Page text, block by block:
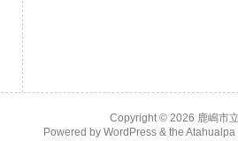
Copyright © 2026 鹿嶋市
Powered by WordPress& the Atahualpa